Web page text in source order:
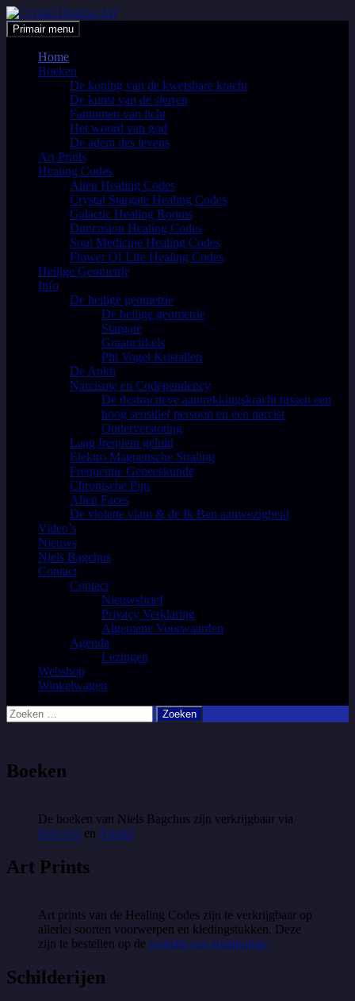
Ga
naar
de
inhoud
Crystal Healing Art
Zoeken
Primair menu
Home
Boeken
De koning van de kwetsbare kracht
De kunst van de sterren
Fantomen van licht
Het woord van god
De adem des levens
Art Prints
Healing Codes
Alien Healing Codes
Crystal Stargate Healing Codes
Galactic Healing Rooms
Dimension Healing Codes
Soul Medicine Healing Codes
Flower Of Life Healing Codes
Heilige Geometrie
Info
De heilige geometrie
De heilige geometrie
Stargate
Graancirkels
Phi Vogel Kristallen
De Ankh
Narcisme en Codependency
De destructieve aantrekkingskracht tussen een
hoog sensitief persoon en een narcist
Ouderverstoting
Laag frequent geluid
Elektro Magnetische Straling
Frequentie Geneeskunde
Chronische Pijn
Alien Faces
De violette vlam & de Ik Ben aanwezigheid
Video’s
Nieuws
Niels Bagchus
Contact
Contact
Nieuwsbrief
Privacy Verklaring
Algemene Voorwaarden
Agenda
Lezingen
Webshop
Winkelwagen
Zoeken
naar:
Boeken
De boeken van Niels Bagchus zijn verkrijgbaar via
Bol.com en Aspekt
Art Prints
Art prints van de Healing Codes zijn te verkrijgbaar op
allerlei soorten voorwerpen en kledingstukken. Deze
zijn te bestellen op de website van Redbubble.
Schilderijen